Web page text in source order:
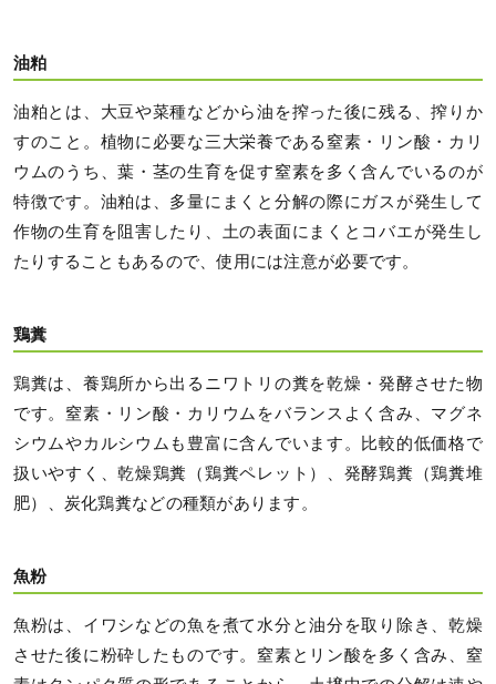
油粕
油粕とは、大豆や菜種などから油を搾った後に残る、搾りか
すのこと。植物に必要な三大栄養である窒素・リン酸・カリ
ウムのうち、葉・茎の生育を促す窒素を多く含んでいるのが
特徴です。油粕は、多量にまくと分解の際にガスが発生して
作物の生育を阻害したり、土の表面にまくとコバエが発生し
たりすることもあるので、使用には注意が必要です。
鶏糞
鶏糞は、養鶏所から出るニワトリの糞を乾燥・発酵させた物
です。窒素・リン酸・カリウムをバランスよく含み、マグネ
シウムやカルシウムも豊富に含んでいます。比較的低価格で
扱いやすく、乾燥鶏糞（鶏糞ペレット）、発酵鶏糞（鶏糞堆
肥）、炭化鶏糞などの種類があります。
魚粉
魚粉は、イワシなどの魚を煮て水分と油分を取り除き、乾燥
させた後に粉砕したものです。窒素とリン酸を多く含み、窒